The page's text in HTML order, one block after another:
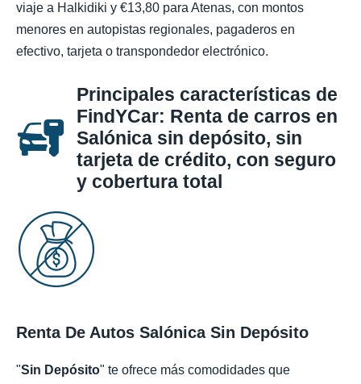
viaje a Halkidiki y €13,80 para Atenas, con montos
menores en autopistas regionales, pagaderos en
efectivo, tarjeta o transpondedor electrónico.
Principales características de
FindYCar: Renta de carros en
Salónica sin depósito, sin
tarjeta de crédito, con seguro
y cobertura total
Renta De Autos Salónica Sin Depósito
"Sin Depósito" te ofrece más comodidades que